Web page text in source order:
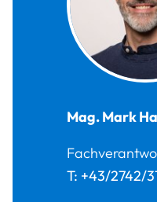
Mag.Mark
T: +43/2742/